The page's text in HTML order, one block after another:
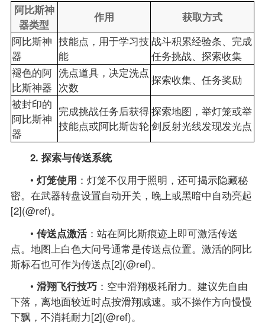
阿比斯神
器类型
作用
获取方式
阿比斯神
器
技能点，用于学习技
能
战斗积累经验条、完成
任务挑战、探索收集
褪色的阿
比斯神器
洗点道具，决定洗点
次数
探索收集、任务奖励
被封印的
阿比斯神
器
完成挑战任务后获得
技能点或阿比斯齿轮
探索地图，举灯笼或举
剑反射光线发现发光点
2. 探索与传送系统
•灯笼使用 ：灯笼不仅用于照明，还可揭示隐藏秘
密。在武器转盘设置自动开关，晚上或黑暗中自动亮起
[2](@ref)。
•传送点激活：站在阿比斯痕迹上即可激活传送
点。地图上白色大问号通常是传送点位置。激活的阿比
斯标石也可作为传送点[2](@ref)。
•滑翔飞行技巧 ：空中滑翔极耗耐力。建议先自由
下落，离地面较近时点按滑翔减速。或不操作方向慢慢
下飘，不消耗耐力[2](@ref)。